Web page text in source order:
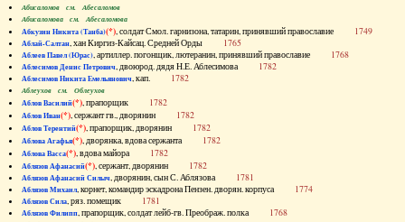
Абисаломов см. Абесаломов
Абисаломова см. Абесаломова
Абкузин Никита (Танба)(*), солдат Смол. гарнизона, татарин, принявший православие 1749
Аблай-Салтан, хан Киргиз-Кайсац. Средней Орды 1765
Аблеев Павел (Юрас), артиллер. погонщик, лютеранин, принявший православие 1768
Аблесимов Денис Петрович, двоюрод. дядя Н.Е. Аблесимова 1782
Аблесимов Никита Емельянович, кап. 1782
Аблеухов см. Облеухов
Аблов Василий(*), прапорщик 1782
Аблов Иван(*), сержант гв., дворянин 1782
Аблов Терентий(*), прапорщик, дворянин 1782
Аблова Агафья(*), дворянка, вдова сержанта 1782
Аблова Васса(*), вдова майора 1782
Аблязов Афанасий(*), сержант, дворянин 1782
Аблязов Афанасий Силыч, дворянин, сын С. Аблязова 1781
Аблязов Михаил, корнет, командир эскадрона Пензен. дворян. корпуса 1774
Аблязов Сила, ряз. помещик 1781
Аблязов Филипп, прапорщик, солдат лейб-гв. Преображ. полка 1768